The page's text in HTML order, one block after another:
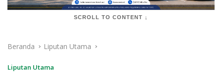
SCROLL TO CONTENT ↓
Beranda Liputan Utama
Liputan Utama